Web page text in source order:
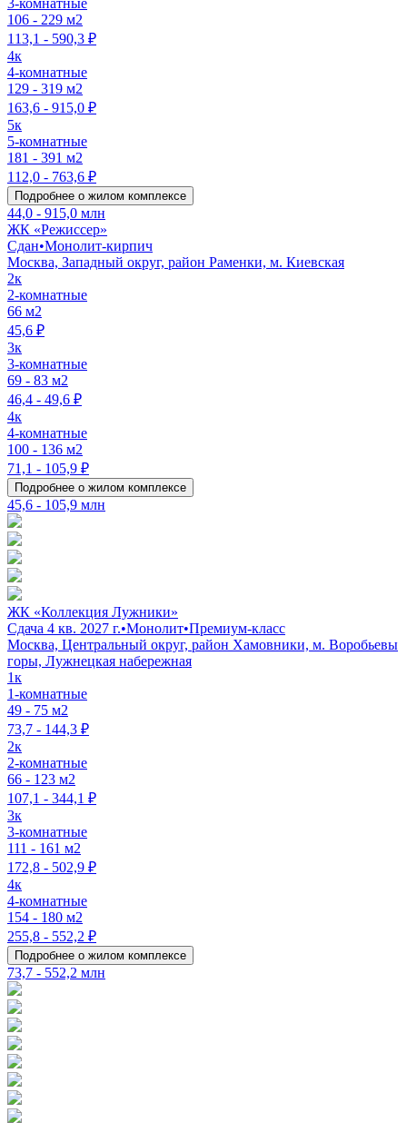
106 - 229 м2
113,1 - 590,3 ₽
4к
4-комнатные
129 - 319 м2
163,6 - 915,0 ₽
5к
5-комнатные
181 - 391 м2
112,0 - 763,6 ₽
Подробнее о жилом комплексе
44,0 - 915,0 млн
ЖК «Режиссер»
Сдан•Монолит-кирпич
Москва, Западный округ, район Раменки, м. Киевская
2к
2-комнатные
66 м2
45,6 ₽
3к
3-комнатные
69 - 83 м2
46,4 - 49,6 ₽
4к
4-комнатные
100 - 136 м2
71,1 - 105,9 ₽
Подробнее о жилом комплексе
45,6 - 105,9 млн
ЖК «Коллекция Лужники»
Сдача 4 кв. 2027 г.•Монолит•Премиум-класс
Москва, Центральный округ, район Хамовники, м. Воробьевы
горы, Лужнецкая набережная
1к
1-комнатные
49 - 75 м2
73,7 - 144,3 ₽
2к
2-комнатные
66 - 123 м2
107,1 - 344,1 ₽
3к
3-комнатные
111 - 161 м2
172,8 - 502,9 ₽
4к
4-комнатные
154 - 180 м2
255,8 - 552,2 ₽
Подробнее о жилом комплексе
73,7 - 552,2 млн